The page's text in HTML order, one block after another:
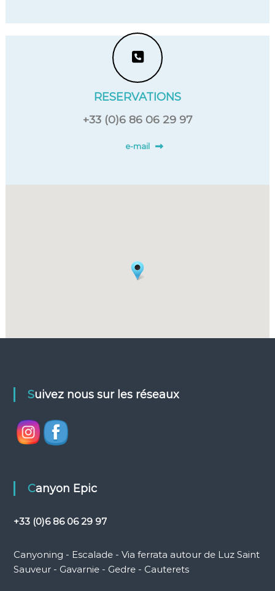
RESERVATIONS
+33 (0)6 86 06 29 97
e-mail
Suivez nous sur les réseaux
Canyon Epic
+33 (0)6 86 06 29 97
Canyoning - Escalade - Via ferrata autour de Luz Saint
Sauveur - Gavarnie - Gedre - Cauterets